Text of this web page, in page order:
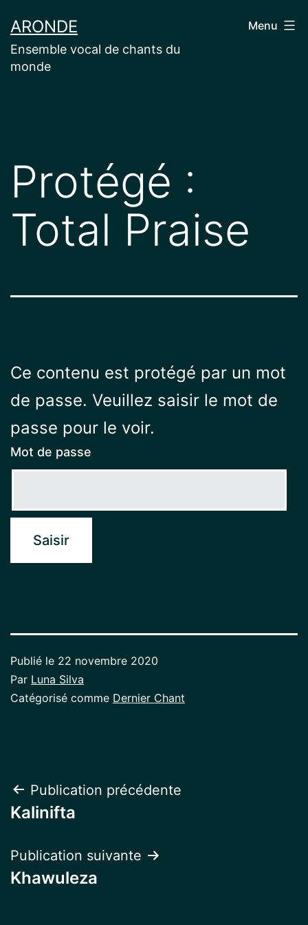
au
contenu
ARONDE
Ensemble vocal de chants du
monde
Menu
Protégé :
Total Praise
Ce contenu est protégé par un mot
de passe. Veuillez saisir le mot de
passe pour le voir.
Mot de passe
Publié le 22 novembre 2020
Par Luna Silva
Catégorisé comme Dernier Chant
Navigation
de
l’article
Publication précédente
Kalinifta
Publication suivante
Khawuleza